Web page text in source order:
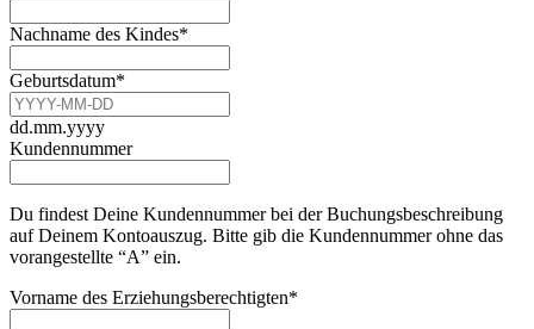
Nachname des Kindes*
Geburtsdatum*
dd.mm.yyyy
Kundennummer
Du findest Deine Kundennummer bei der Buchungsbeschreibung
auf Deinem Kontoauszug. Bitte gib die Kundennummer ohne das
vorangestellte “A” ein.
Vorname des Erziehungsberechtigten*